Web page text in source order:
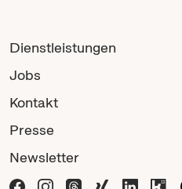
Dienstleistungen
Jobs
Kontakt
Presse
Newsletter